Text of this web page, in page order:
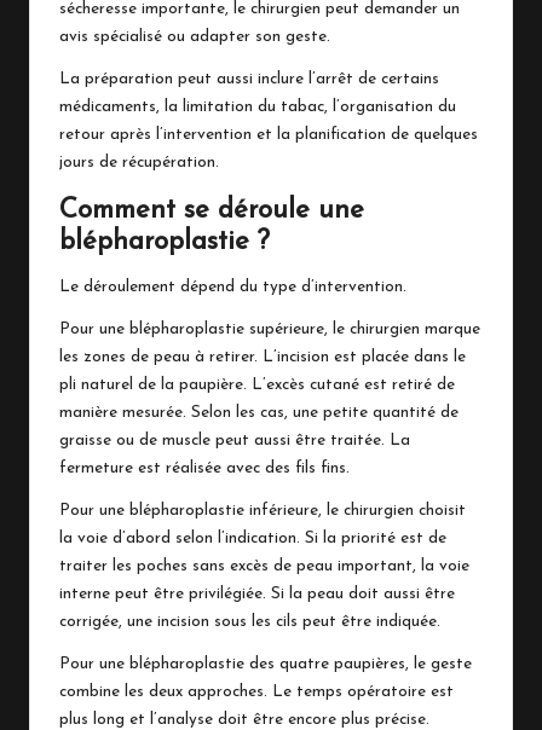
sécheresse importante, le chirurgien peut demander un
avis spécialisé ou adapter son geste.
La préparation peut aussi inclure l’arrêt de certains
médicaments, la limitation du tabac, l’organisation du
retour après l’intervention et la planification de quelques
jours de récupération.
Comment se déroule une
blépharoplastie ?
Le déroulement dépend du type d’intervention.
Pour une blépharoplastie supérieure, le chirurgien marque
les zones de peau à retirer. L’incision est placée dans le
pli naturel de la paupière. L’excès cutané est retiré de
manière mesurée. Selon les cas, une petite quantité de
graisse ou de muscle peut aussi être traitée. La
fermeture est réalisée avec des fils fins.
Pour une blépharoplastie inférieure, le chirurgien choisit
la voie d’abord selon l’indication. Si la priorité est de
traiter les poches sans excès de peau important, la voie
interne peut être privilégiée. Si la peau doit aussi être
corrigée, une incision sous les cils peut être indiquée.
Pour une blépharoplastie des quatre paupières, le geste
combine les deux approches. Le temps opératoire est
plus long et l’analyse doit être encore plus précise.